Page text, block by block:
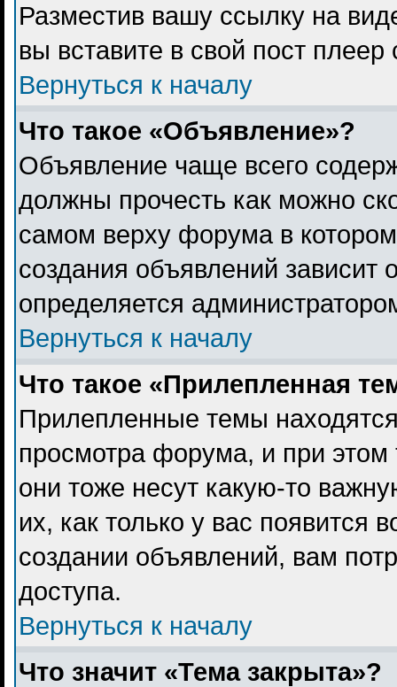
Разместив вашу ссылку на
вы вставите в свой пост плеер
Вернуться к началу
Что такое «Объявление»?
Объявление чаще всего
должны прочесть как можно
самом верху форума в
создания объявлений зависит
определяется
Вернуться к началу
Что такое «Прилепленная
Прилепленные темы
просмотра форума, и при
они тоже несут какую-то
их, как только у вас появится
создании объявлений, вам
доступа.
Вернуться к началу
Что значит «Тема закрыта»?